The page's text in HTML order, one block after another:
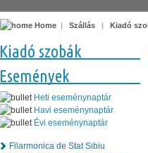
Home | Szállás | Kiadó
Kiadó szobák
Események
Heti eseménynaptár
Havi eseménynaptár
Évi eseménynaptár
Filarmonica de Stat Sibiu